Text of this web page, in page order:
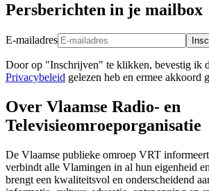
Persberichten in je mailbox
E-mailadres
Door op "Inschrijven" te klikken, bevestig ik
Privacybeleid gelezen heb en ermee akkoord
Over Vlaamse Radio- en
Televisieomroeporganisatie
De Vlaamse publieke omroep VRT
verbindt alle Vlamingen in al hun eigenheid
brengt een kwaliteitsvol en onderscheidend